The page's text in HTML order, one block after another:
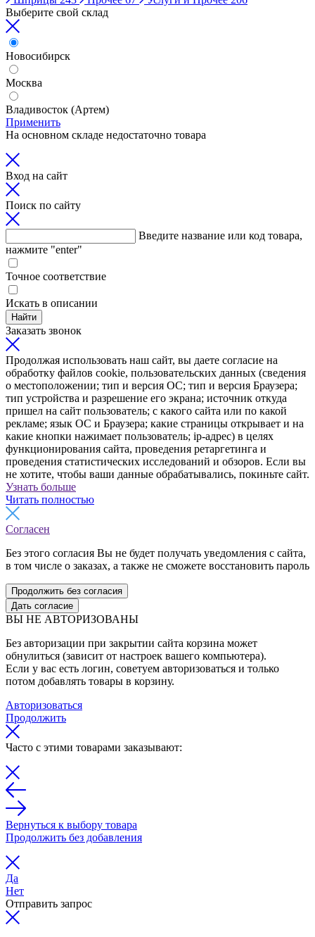
Выберите свой склад
Новосибирск
Москва
Владивосток (Артем)
Применить
На основном складе недостаточно товара
Вход на сайт
Поиск по сайту
Введите название или код товара,
нажмите "enter"
Точное соответствие
Искать в описании
Найти
Заказать звонок
Продолжая использовать наш сайт, вы даете согласие на
обработку файлов cookie, пользовательских данных (сведения
о местоположении; тип и версия ОС; тип и версия Браузера;
тип устройства и разрешение его экрана; источник откуда
пришел на сайт пользователь; с какого сайта или по какой
рекламе; язык ОС и Браузера; какие страницы открывает и на
какие кнопки нажимает пользователь; ip-адрес) в целях
функционирования сайта, проведения ретаргетинга и
проведения статистических исследований и обзоров. Если вы
не хотите, чтобы ваши данные обрабатывались, покиньте сайт.
Узнать больше
Читать полностью
Согласен
Без этого согласия Вы не будет получать уведомления с сайта,
в том числе о заказах, а также не сможете восстановить пароль
Продолжить без согласия
Дать согласие
ВЫ НЕ АВТОРИЗОВАНЫ
Без авторизации при закрытии сайта корзина может
обнулиться (зависит от настроек вашего компьютера).
Если у вас есть логин, советуем авторизоваться и только
потом добавлять товары в корзину.
Авторизоваться
Продолжить
Часто с этими товарами заказывают:
Вернуться к выбору товара
Продолжить без добавления
Да
Нет
Отправить запрос